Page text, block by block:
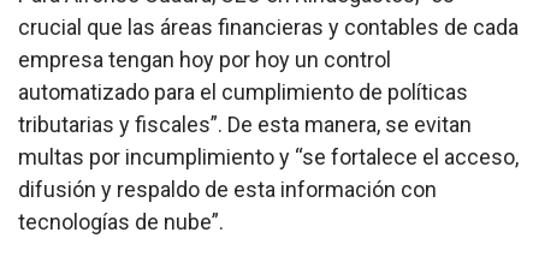
crucial que las áreas financieras y contables de cada
empresa tengan hoy por hoy un control
automatizado para el cumplimiento de políticas
tributarias y fiscales”. De esta manera, se evitan
multas por incumplimiento y “se fortalece el acceso,
difusión y respaldo de esta información con
tecnologías de nube”.